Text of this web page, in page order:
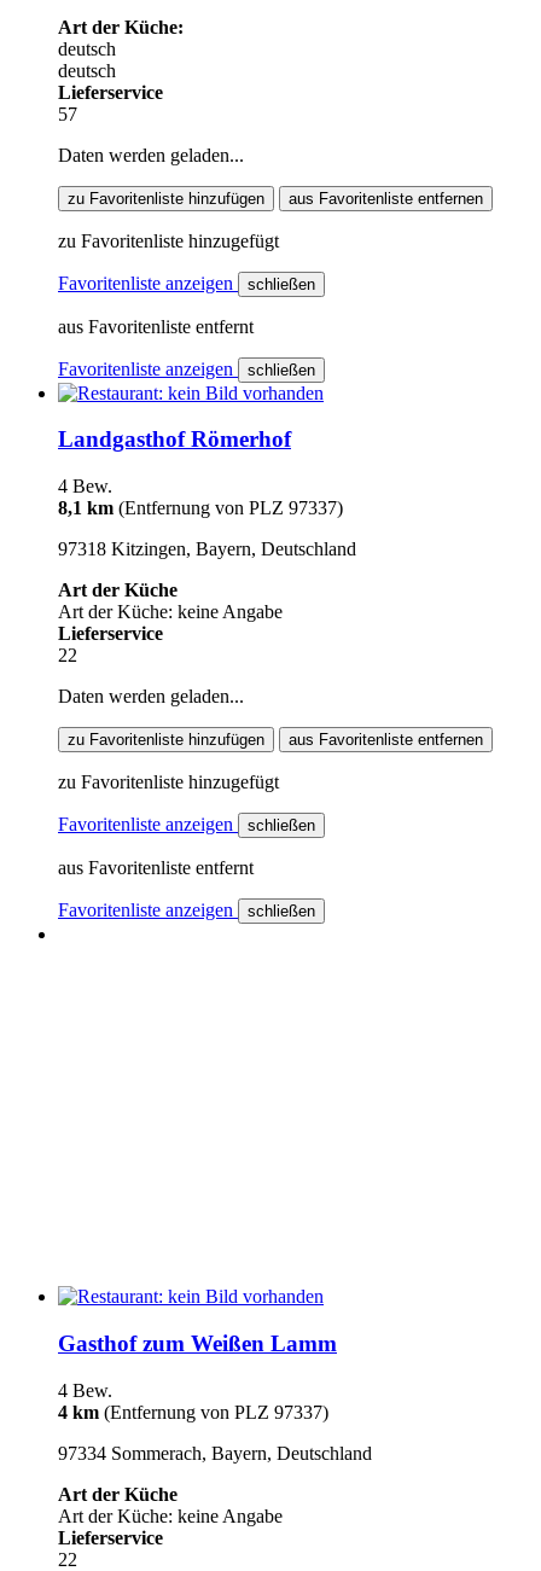
Art der Küche:
deutsch
deutsch
Lieferservice
57
Daten werden geladen...
zu Favoritenliste hinzufügen aus Favoritenliste entfernen
zu Favoritenliste hinzugefügt
Favoritenliste anzeigen schließen
aus Favoritenliste entfernt
Favoritenliste anzeigen schließen
Landgasthof Römerhof
4 Bew.
8,1 km (Entfernung von PLZ 97337)
97318 Kitzingen, Bayern, Deutschland
Art der Küche
Art der Küche: keine Angabe
Lieferservice
22
Daten werden geladen...
zu Favoritenliste hinzufügen aus Favoritenliste entfernen
zu Favoritenliste hinzugefügt
Favoritenliste anzeigen schließen
aus Favoritenliste entfernt
Favoritenliste anzeigen schließen
Gasthof zum Weißen Lamm
4 Bew.
4 km (Entfernung von PLZ 97337)
97334 Sommerach, Bayern, Deutschland
Art der Küche
Art der Küche: keine Angabe
Lieferservice
22